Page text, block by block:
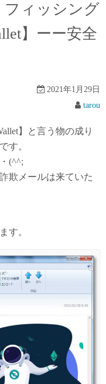
フィッシング
】ーー安全
2021年1月29日
tarou
】と言う物の成り
す。
(^^;
欺メールは来ていた
す。